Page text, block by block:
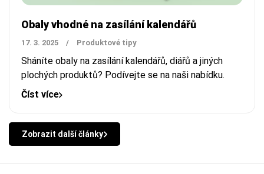
Obaly vhodné na zasílání kalendářů
17. 3. 2025 / Produktové tipy
Sháníte obaly na zasílání kalendářů, diářů a jiných
plochých produktů? Podívejte se na naši nabídku.
Číst více
Zobrazit další články